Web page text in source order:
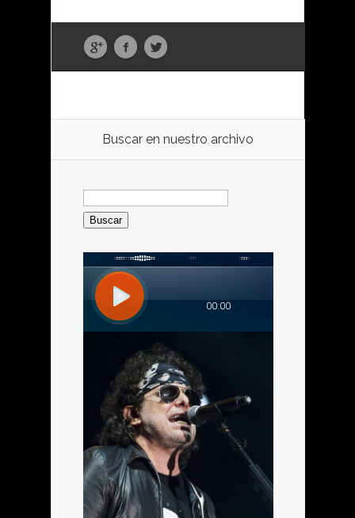
Buscar en nuestro archivo
Buscar: